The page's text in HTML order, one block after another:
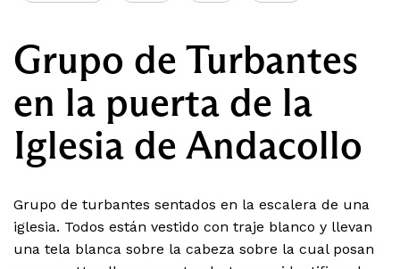
Grupo de Turbantes
en la puerta de la
Iglesia de Andacollo
Grupo de turbantes sentados en la escalera de una
iglesia. Todos están vestido con traje blanco y llevan
una tela blanca sobre la cabeza sobre la cual posan